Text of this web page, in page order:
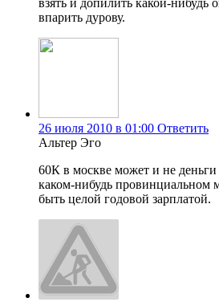
взять и допилить какой-нибудь
впарить дурову.
26 июля 2010 в 01:00 Ответить
Альтер Эго
60К в москве может и не
каком-нибудь провинциальном
быть целой годовой зарплатой.